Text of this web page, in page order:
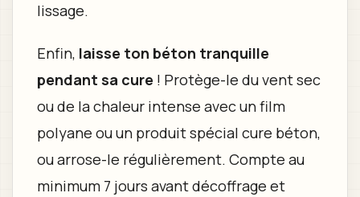
lissage.
Enfin, laisse ton béton tranquille
pendant sa cure ! Protège-le du vent sec
ou de la chaleur intense avec un film
polyane ou un produit spécial cure béton,
ou arrose-le régulièrement. Compte au
minimum 7 jours avant décoffrage et